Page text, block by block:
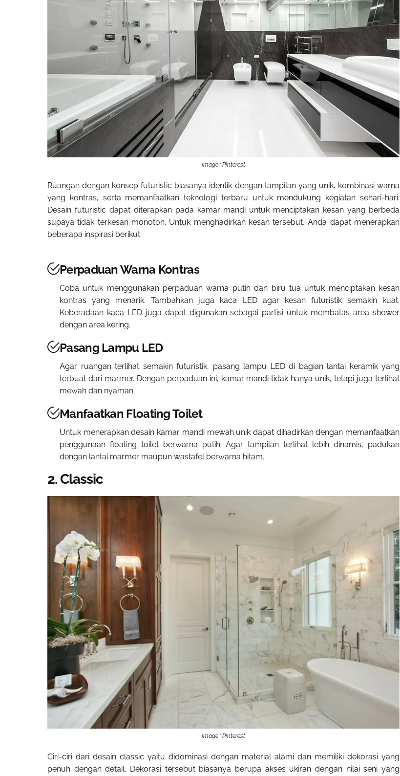
Image : Pinterest
Ruangan dengan konsep futuristic biasanya identik dengan tampilan yang unik, kombinasi warna
yang kontras, serta memanfaatkan teknologi terbaru untuk mendukung kegiatan sehari-hari.
Desain futuristic dapat diterapkan pada kamar mandi untuk menciptakan kesan yang berbeda
supaya tidak terkesan monoton. Untuk menghadirkan kesan tersebut, Anda dapat menerapkan
beberapa inspirasi berikut:
Perpaduan Warna Kontras
Coba untuk menggunakan perpaduan warna putih dan biru tua untuk menciptakan kesan
kontras yang menarik. Tambahkan juga kaca LED agar kesan futuristik semakin kuat.
Keberadaan kaca LED juga dapat digunakan sebagai partisi untuk membatas area shower
dengan area kering.
Pasang Lampu LED
Agar ruangan terlihat semakin futuristik, pasang lampu LED di bagian lantai keramik yang
terbuat dari marmer. Dengan perpaduan ini, kamar mandi tidak hanya unik, tetapi juga terlihat
mewah dan nyaman.
Manfaatkan Floating Toilet
Untuk menerapkan desain kamar mandi mewah unik dapat dihadirkan dengan memanfaatkan
penggunaan floating toilet berwarna putih. Agar tampilan terlihat lebih dinamis, padukan
dengan lantai marmer maupun wastafel berwarna hitam.
2. Classic
Image : Pinterest
Ciri-ciri dari desain classic yaitu didominasi dengan material alami dan memiliki dekorasi yang
penuh dengan detail. Dekorasi tersebut biasanya berupa akses ukiran dengan nilai seni yang